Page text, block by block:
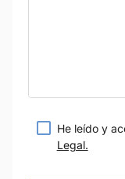
He leído y
Legal.